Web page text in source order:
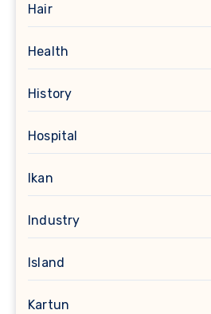
Hair
Health
History
Hospital
Ikan
Industry
Island
Kartun